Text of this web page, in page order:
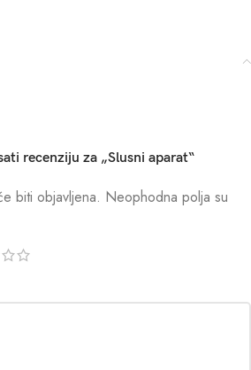
recenziju za „Slusni aparat“
biti objavljena. Neophodna polja su